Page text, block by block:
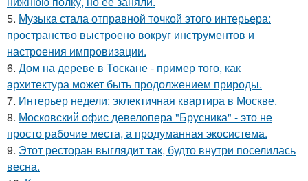
5. Музыка стала отправной точкой этого интерьера:
пространство выстроено вокруг инструментов и
настроения импровизации.
6. Дом на дереве в Тоскане - пример того, как
архитектура может быть продолжением природы.
7. Интерьер недели: эклектичная квартира в Москве.
8. Московский офис девелопера "Брусника" - это не
просто рабочие места, а продуманная экосистема.
9. Этот ресторан выглядит так, будто внутри поселилась
весна.